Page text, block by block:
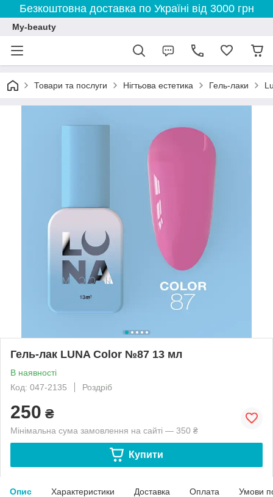
Безкоштовна доставка по Україні від 3000 грн
My-beauty
Товари та послуги Нігтьова естетика Гель-лаки
Гель-лак LUNA Color №87 13 мл
В наявності
Код: 047-2135
Роздріб
250 ₴
Мінімальна сума замовлення на сайті — 350 ₴
Купити
Опис Характеристики Доставка Оплата Умови